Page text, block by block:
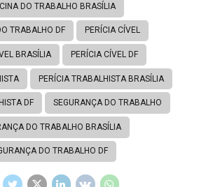
DO TRABALHO BRASÍLIA
TRABALHO DF PERÍCIA CÍVEL
BRASÍLIA PERÍCIA CÍVEL DF
PERÍCIA TRABALHISTA BRASÍLIA
DF SEGURANÇA DO TRABALHO
DO TRABALHO BRASÍLIA
DO TRABALHO DF